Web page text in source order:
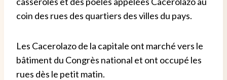
coin des rues des quartiers des villes du pays.
Les Cacerolazo de la capitale ont marché vers le
bâtiment du Congrès national et ont occupé les
rues dès le petit matin.